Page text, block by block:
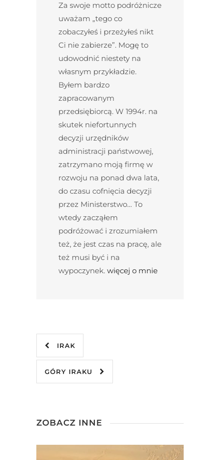
Za swoje motto podróżnicze
uważam „tego co
zobaczyłeś i przeżyłeś nikt
Ci nie zabierze”. Mogę to
udowodnić niestety na
własnym przykładzie.
Byłem bardzo
zapracowanym
przedsiębiorcą. W 1994r. na
skutek niefortunnych
decyzji urzędników
administracji państwowej,
zatrzymano moją firmę w
rozwoju na ponad dwa lata,
do czasu cofnięcia decyzji
przez Ministerstwo… To
wtedy zacząłem
podróżować i zrozumiałem
też, że jest czas na pracę, ale
też musi być i na
wypoczynek. więcej o mnie
IRAK
GÓRY IRAKU
ZOBACZ INNE